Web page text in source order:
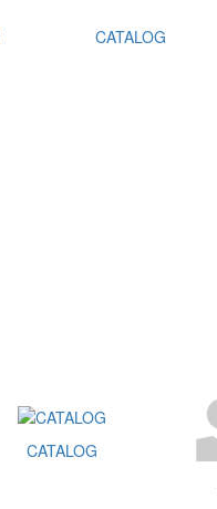
CATALOG
CATALOG